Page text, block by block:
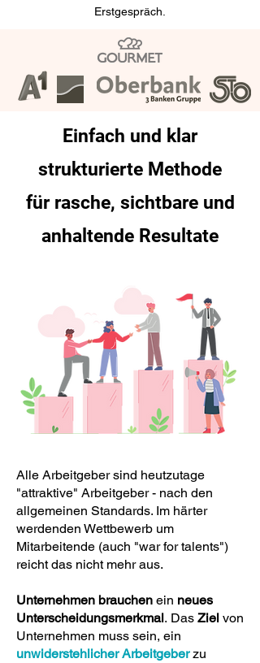
Erstgespräch.
Einfach und klar
strukturierte Methode
für rasche, sichtbare und
anhaltende Resultate
Alle Arbeitgeber sind heutzutage
"attraktive" Arbeitgeber - nach den
allgemeinen Standards. Im härter
werdenden Wettbewerb um
Mitarbeitende (auch "war for talents")
reicht das nicht mehr aus.
Unternehmen brauchen ein neues
Unterscheidungsmerkmal. Das Ziel von
Unternehmen muss sein, ein
unwiderstehlicher Arbeitgeberzu